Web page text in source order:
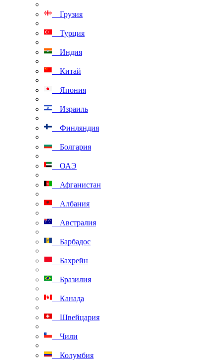
Грузия
Турция
Индия
Китай
Япония
Израиль
Финляндия
Болгария
ОАЭ
Афганистан
Албания
Австралия
Барбадос
Бахрейн
Бразилия
Канада
Швейцария
Чили
Колумбия